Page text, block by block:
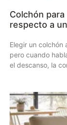
Colchón
respecto a
Elegir un colchón
pero cuando
el descanso, la